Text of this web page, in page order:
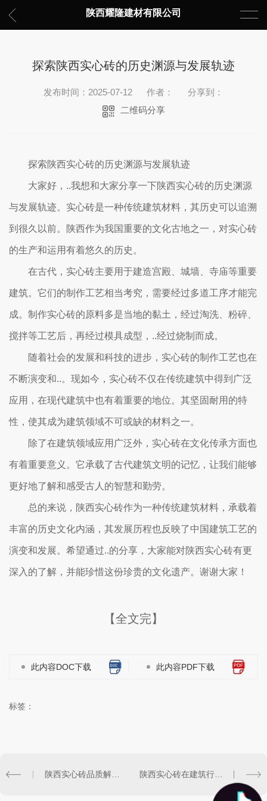
陕西耀隆建材有限公司
探索陕西实心砖的历史渊源与发展轨迹
发布时间：2025-07-12 作者：
分享到：
二维码分享
探索陕西实心砖的历史渊源与发展轨迹
大家好，..我想和大家分享一下陕西实心砖的历史渊源
与发展轨迹。实心砖是一种传统建筑材料，其历史可以追溯
到很久以前。陕西作为我国重要的文化古地之一，对实心砖
的生产和运用有着悠久的历史。
在古代，实心砖主要用于建造宫殿、城墙、寺庙等重要
建筑。它们的制作工艺相当考究，需要经过多道工序才能完
成。制作实心砖的原料多是当地的黏土，经过淘洗、粉碎、
搅拌等工艺后，再经过模具成型，..经过烧制而成。
随着社会的发展和科技的进步，实心砖的制作工艺也在
不断演变和..。现如今，实心砖不仅在传统建筑中得到广泛
应用，在现代建筑中也有着重要的地位。其坚固耐用的特
性，使其成为建筑领域不可或缺的材料之一。
除了在建筑领域应用广泛外，实心砖在文化传承方面也
有着重要意义。它承载了古代建筑文明的记忆，让我们能够
更好地了解和感受古人的智慧和勤劳。
总的来说，陕西实心砖作为一种传统建筑材料，承载着
丰富的历史文化内涵，其发展历程也反映了中国建筑工艺的
演变和发展。希望通过..的分享，大家能对陕西实心砖有更
深入的了解，并能珍惜这份珍贵的文化遗产。谢谢大家！
【全文完】
此内容DOC下载 此内容PDF下载
标签：